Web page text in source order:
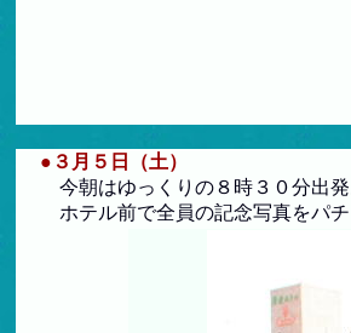
●３月５日（土）
今朝はゆっくりの８時３０分出発
ホテル前で全員の記念写真をパチ